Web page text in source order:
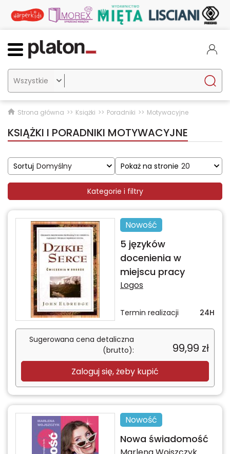

Strona główna Książki Poradniki Motywacyjne
KSIĄŻKI I PORADNIKI MOTYWACYJNE
Sortuj Domyślny Pokaż na stronie 20
Kategorie i filtry
Nowość
5 języków
docenienia w
miejscu pracy
Logos
Termin realizacji 24H
Sugerowana cena detaliczna
(brutto):
99,99 zł
Zaloguj się, żeby kupić
Nowość
Nowa świadomość